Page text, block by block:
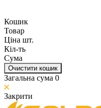
Кошик
Товар
Ціна шт.
Кіл-ть
Сума
Очистити кошик
Загальна сума 0
Закрити